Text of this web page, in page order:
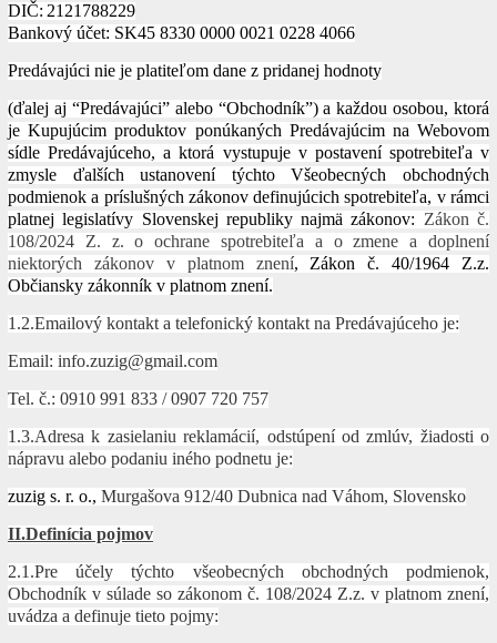
DIČ: 2121788229
Bankový účet: SK45 8330 0000 0021 0228 4066
Predávajúci nie je platiteľom dane z pridanej hodnoty
(ďalej aj “Predávajúci” alebo “Obchodník”) a každou osobou, ktorá
je Kupujúcim produktov ponúkaných Predávajúcim na Webovom
sídle Predávajúceho, a ktorá vystupuje v postavení spotrebiteľa v
zmysle ďalších ustanovení týchto Všeobecných obchodných
podmienok a príslušných zákonov definujúcich spotrebiteľa, v rámci
platnej legislatívy Slovenskej republiky najmä zákonov: Zákon č.
108/2024 Z. z. o ochrane spotrebiteľa a o zmene a doplnení
niektorých zákonov v platnom znení, Zákon č. 40/1964 Z.z.
Občiansky zákonník v platnom znení.
1.2.Emailový kontakt a telefonický kontakt na Predávajúceho je:
Email: info.zuzig@gmail.com
Tel. č.: 0910 991 833 / 0907 720 757
1.3.Adresa k zasielaniu reklamácií, odstúpení od zmlúv, žiadosti o
nápravu alebo podaniu iného podnetu je:
zuzig s. r. o., Murgašova 912/40 Dubnica nad Váhom, Slovensko
II.Definícia pojmov
2.1.Pre účely týchto všeobecných obchodných podmienok,
Obchodník v súlade so zákonom č. 108/2024 Z.z. v platnom znení,
uvádza a definuje tieto pojmy: